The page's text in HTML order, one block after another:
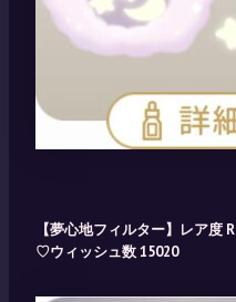
【夢心地フィルター】レア度 R
♡ウィッシュ数 15020